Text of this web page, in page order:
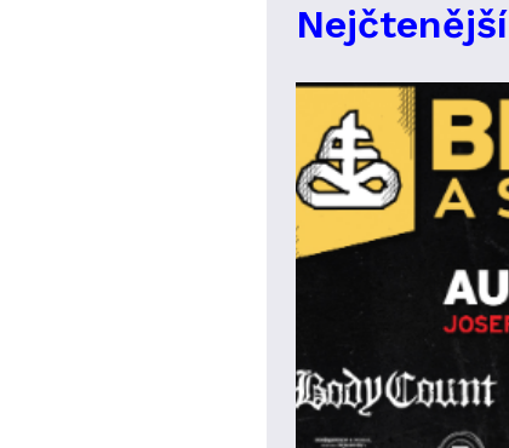
Nejčtenější